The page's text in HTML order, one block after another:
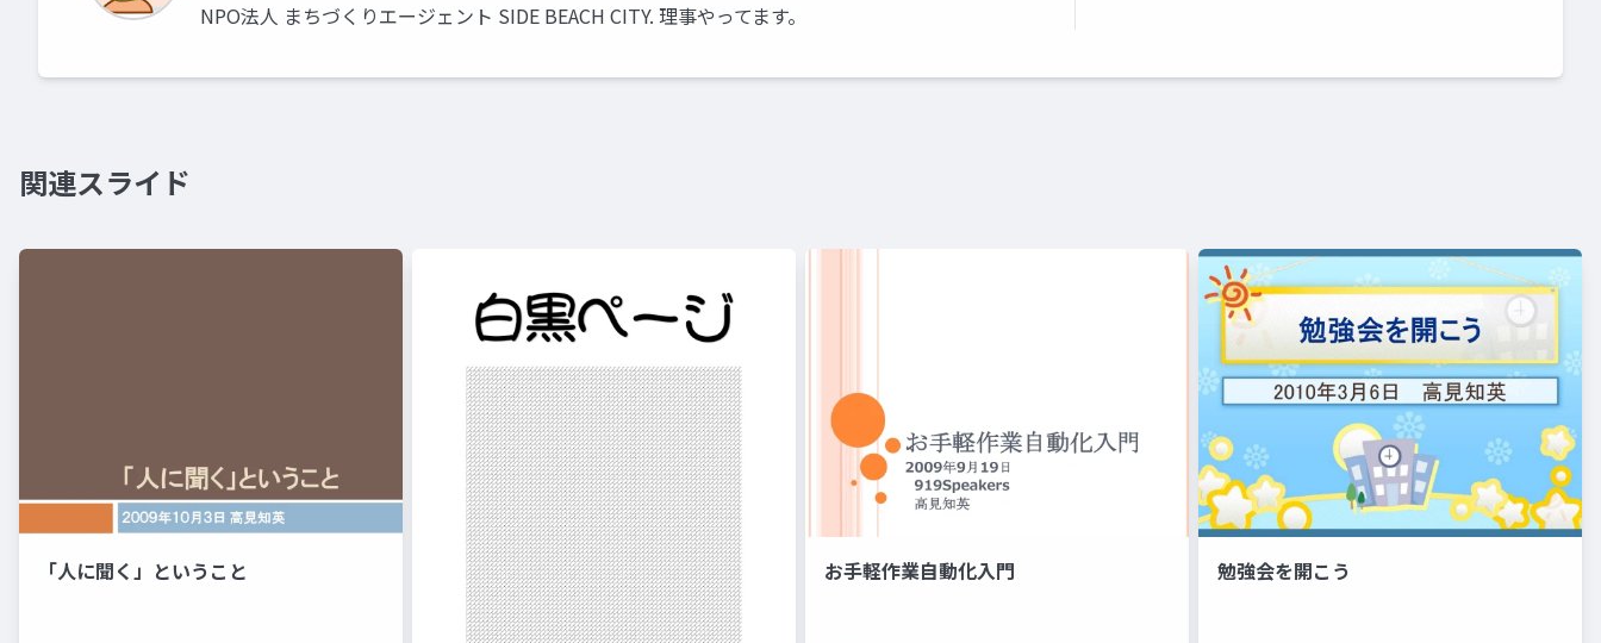
NPO法人 まちづくりエージェント SIDE BEACH CITY. 理事やってます。
関連スライド
「人に聞く」ということ お手軽作業自動化入門 勉強会を開こう